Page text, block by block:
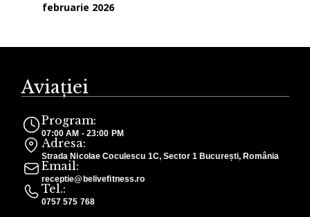
februarie 2026
Aviației
Program:
07:00 AM - 23:00 PM
Adresa:
Strada Nicolae Coculescu 1C, Sector 1 București, România
Email:
receptie@belivefitness.ro
Tel.:
0757 575 768